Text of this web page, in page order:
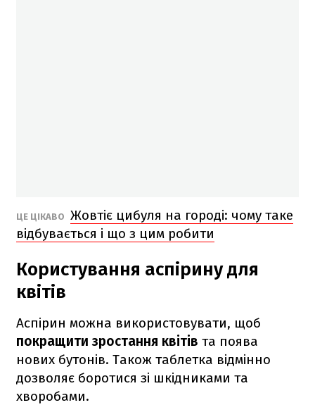
ЦЕ ЦІКАВО Жовтіє цибуля на городі: чому таке
відбувається і що з цим робити
Користування аспірину для
квітів
Аспірин можна використовувати, щоб
покращити зростання квітів та поява
нових бутонів. Також таблетка відмінно
дозволяє боротися зі шкідниками та
хворобами.